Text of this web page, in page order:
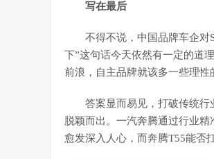
写在最后
不得不说，中国品牌车企对
下”这句话今天依然有一定的道
前浪，自主品牌就该多一些理性
答案显而易见，打破传统行
脱颖而出。一汽奔腾通过行业
愈发深入人心，而奔腾T55能否